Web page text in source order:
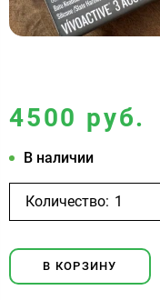
4500 руб.
В наличии
Количество:
В КОРЗИНУ